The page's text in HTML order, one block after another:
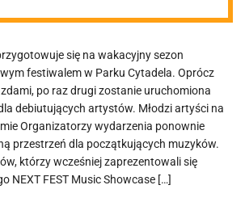
Kto
się na wakacyjny sezon
festiwalem w Parku Cytadela. Oprócz
po raz drugi zostanie uruchomiona
debiutujących artystów. Młodzi artyści na
Organizatorzy wydarzenia ponownie
przestrzeń dla początkujących muzyków.
którzy wcześniej zaprezentowali się
NEXT FEST Music Showcase […]